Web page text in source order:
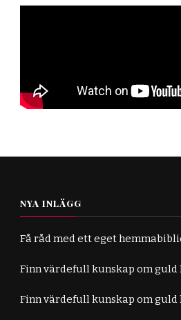
NYA INLÄGG
Få råd med ett eget
Finn värdefull kunskap om
Finn värdefull kunskap om